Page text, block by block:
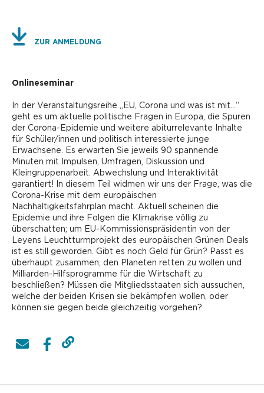
ZUR ANMELDUNG
Onlineseminar
In der Veranstaltungsreihe „EU, Corona und was ist mit…“
geht es um aktuelle politische Fragen in Europa, die Spuren
der Corona-Epidemie und weitere abiturrelevante Inhalte
für Schüler/innen und politisch interessierte junge
Erwachsene. Es erwarten Sie jeweils 90 spannende
Minuten mit Impulsen, Umfragen, Diskussion und
Kleingruppenarbeit. Abwechslung und Interaktivität
garantiert! In diesem Teil widmen wir uns der Frage, was die
Corona-Krise mit dem europäischen
Nachhaltigkeitsfahrplan macht. Aktuell scheinen die
Epidemie und ihre Folgen die Klimakrise völlig zu
überschatten; um EU-Kommissionspräsidentin von der
Leyens Leuchtturmprojekt des europäischen Grünen Deals
ist es still geworden. Gibt es noch Geld für Grün? Passt es
überhaupt zusammen, den Planeten retten zu wollen und
Milliarden-Hilfsprogramme für die Wirtschaft zu
beschließen? Müssen die Mitgliedsstaaten sich aussuchen,
welche der beiden Krisen sie bekämpfen wollen, oder
können sie gegen beide gleichzeitig vorgehen?